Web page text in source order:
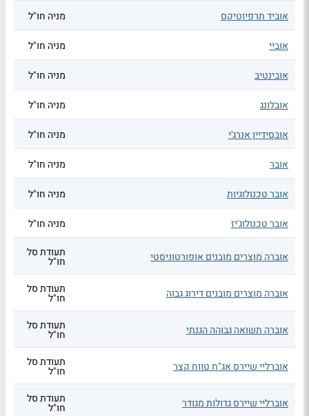
אוביד תרפיוטיקס מניה חו"ל
אוביי מניה חו"ל
אובינטיב מניה חו"ל
אובלונג מניה חו"ל
אובסידיין אנרג'י מניה חו"ל
אובר מניה חו"ל
אובר טכנולוגיות מניה חו"ל
אובר טכנולוג'יז מניה חו"ל
אוברה מוצרים מובנים אופורטוניסטי תעודת סל
חו"ל
אוברה מוצרים מובנים דירוג גבוה תעודת סל
חו"ל
אוברה תשואה גבוהה הגנתי תעודת סל
חו"ל
אוברליי שיירס אג"ח טווח קצר תעודת סל
חו"ל
אוברליי שיירס גדולות מגודר תעודת סל
חו"ל